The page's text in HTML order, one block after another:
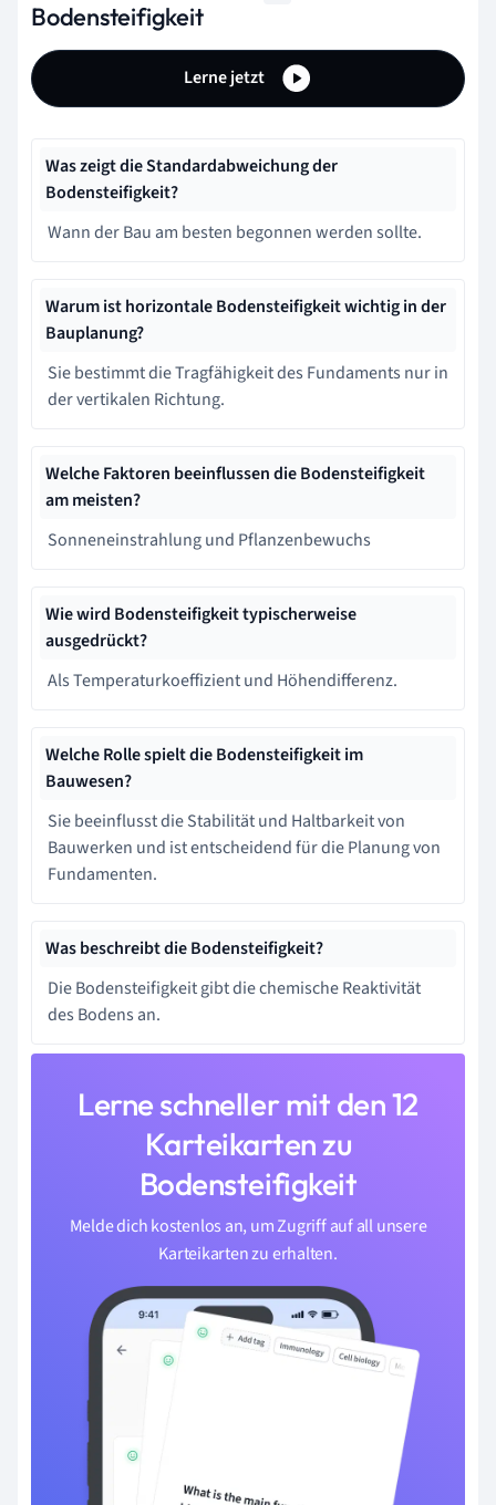
Bodensteifigkeit
Lerne jetzt
Was zeigt die Standardabweichung der
Bodensteifigkeit?
Wann der Bau am besten begonnen werden sollte.
Warum ist horizontale Bodensteifigkeit wichtig in der
Bauplanung?
Sie bestimmt die Tragfähigkeit des Fundaments nur in
der vertikalen Richtung.
Welche Faktoren beeinflussen die Bodensteifigkeit
am meisten?
Sonneneinstrahlung und Pflanzenbewuchs
Wie wird Bodensteifigkeit typischerweise
ausgedrückt?
Als Temperaturkoeffizient und Höhendifferenz.
Welche Rolle spielt die Bodensteifigkeit im
Bauwesen?
Sie beeinflusst die Stabilität und Haltbarkeit von
Bauwerken und ist entscheidend für die Planung von
Fundamenten.
Was beschreibt die Bodensteifigkeit?
Die Bodensteifigkeit gibt die chemische Reaktivität
des Bodens an.
Lerne schneller mit den 12
Karteikarten zu
Bodensteifigkeit
Melde dich kostenlos an, um Zugriff auf all unsere
Karteikarten zu erhalten.